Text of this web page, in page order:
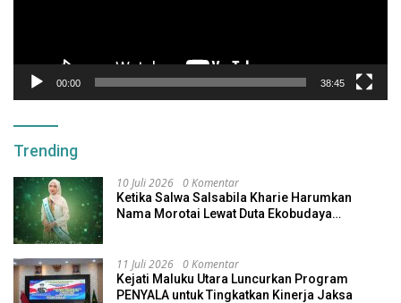
00:00 38:45
Trending
10 Juli 2026 0 Komentar
Ketika Salwa Salsabila Kharie Harumkan
Nama Morotai Lewat Duta Ekobudaya
11 Juli 2026 0 Komentar
Kejati Maluku Utara Luncurkan Program
PENYALA untuk Tingkatkan Kinerja Jaksa